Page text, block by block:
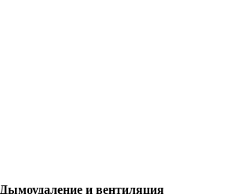
Дымоудаление и вентиляция